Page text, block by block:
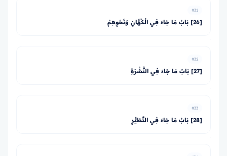
#31
[26] بَابُ مَا جَاءَ فِي الْكُهَّانِ وَنَحْوِهِمْ
#32
[27] بَابُ مَا جَاءَ فِي النُّشْرَةِ
#33
[28] بَابُ مَا جَاءَ فِي التَّطَيُّرِ